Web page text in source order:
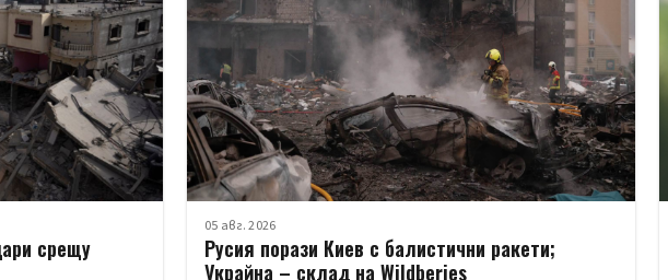
срещу
05 авг. 2026
Русия порази Киев с балистични ракети;
Украйна – склад на Wildberies